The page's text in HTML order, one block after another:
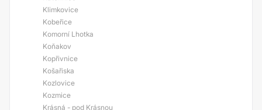
Klimkovice
Kobeřice
Komorní Lhotka
Koňakov
Kopřivnice
Košařiska
Kozlovice
Kozmice
Krásná - pod Krásnou